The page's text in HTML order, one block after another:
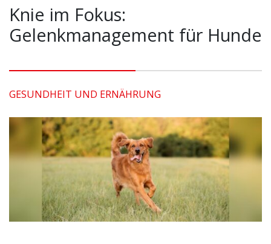
Knie im Fokus:
Gelenkmanagement für Hunde
GESUNDHEIT UND ERNÄHRUNG